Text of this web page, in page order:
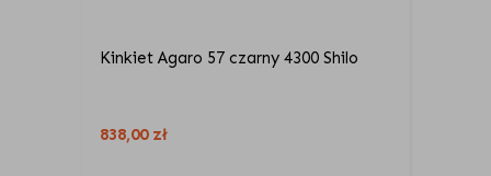
Kinkiet Agaro 57 czarny 4300 Shilo
838,00 zł